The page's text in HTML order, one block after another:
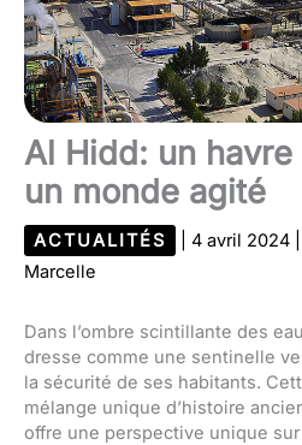
Al Hidd: un
un monde agité
ACTUALITÉS 4 avril 2024
Marcelle
Dans l’ombre scintillante des
dresse comme une sentinelle
la sécurité de ses habitants.
mélange unique d’histoire
offre une perspective unique